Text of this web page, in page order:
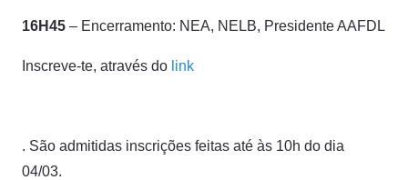
16H45 – Encerramento: NEA, NELB, Presidente AAFDL
Inscreve-te, através do link
. São admitidas inscrições feitas até às 10h do dia
04/03.